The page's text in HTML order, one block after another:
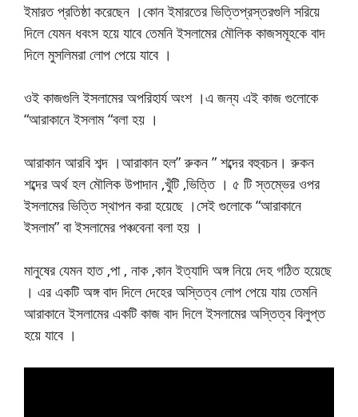
ইমারত প্রতিষ্ঠা করেছেন ।কোন ইমারতের ভিত্তিপ্রস্তরগুলি সরিয়ে
দিলে যেমন ধবংস হয়ে যাবে তেমনি ইসলামের মৌলিক কাজসমূহকে বাদ
দিলে মুসলিমরা লোপ পেয়ে যাবে ।
ওই কাজগুলি ইসলামের অপরিহার্য অংশ ।এ জন্য এই কাজ গুলোকে
“আরাকানে ইসলাম “বলা হয় ।
আরাকান আরবি শব্দ ।আরাকান হল” রুকন ” শব্দের বহুবচন। রুকন
শব্দের অর্থ হল মৌলিক উপাদান ,খুঁটি ,ভিত্তি । ৫ টি স্তম্ভের ওপর
ইসলামের ভিত্তি স্থাপন করা হয়েছে ।সেই গুলোকে “আরাকানে
ইসলাম” বা ইসলামের পঞ্চবেনা বলা হয় ।
মানুষের যেমন হাত ,পা , নাক ,কান ইত্যাদি অঙ্গ নিয়ে দেহ গঠিত হয়েছে
। এর একটি অঙ্গ বাদ দিলে দেহের অস্তিত্ব লোপ পেয়ে যায় তেমনি
আরাকানে ইসলামের একটি কাজ বাদ দিলে ইসলামের অস্তিত্ব বিলুপ্ত
হয়ে যাবে ।